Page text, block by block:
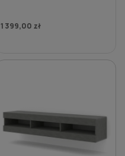
1 399,00 zł